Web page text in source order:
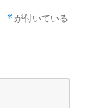
* が付いている